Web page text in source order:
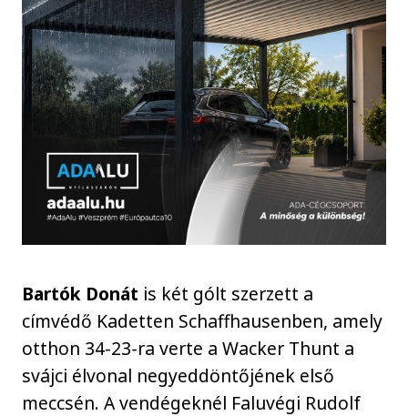
Bartók Donát is két gólt szerzett a
címvédő Kadetten Schaffhausenben, amely
otthon 34-23-ra verte a Wacker Thunt a
svájci élvonal negyeddöntőjének első
meccsén. A vendégeknél Faluvégi Rudolf